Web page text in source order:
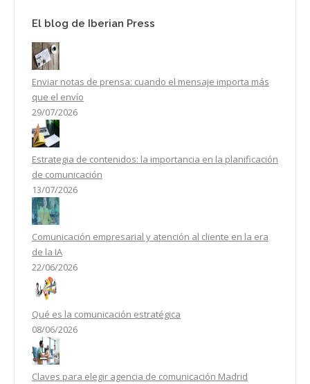
El blog de Iberian Press
Enviar notas de prensa: cuando el mensaje importa más
que el envío
29/07/2026
Estrategia de contenidos: la importancia en la planificación
de comunicación
13/07/2026
Comunicación empresarial y atención al cliente en la era
de la IA
22/06/2026
Qué es la comunicación estratégica
08/06/2026
Claves para elegir agencia de comunicación Madrid